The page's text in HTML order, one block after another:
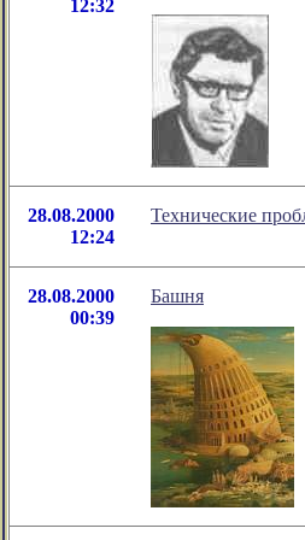
12:32
28.08.2000
12:24
Технические
28.08.2000
00:39
Башня